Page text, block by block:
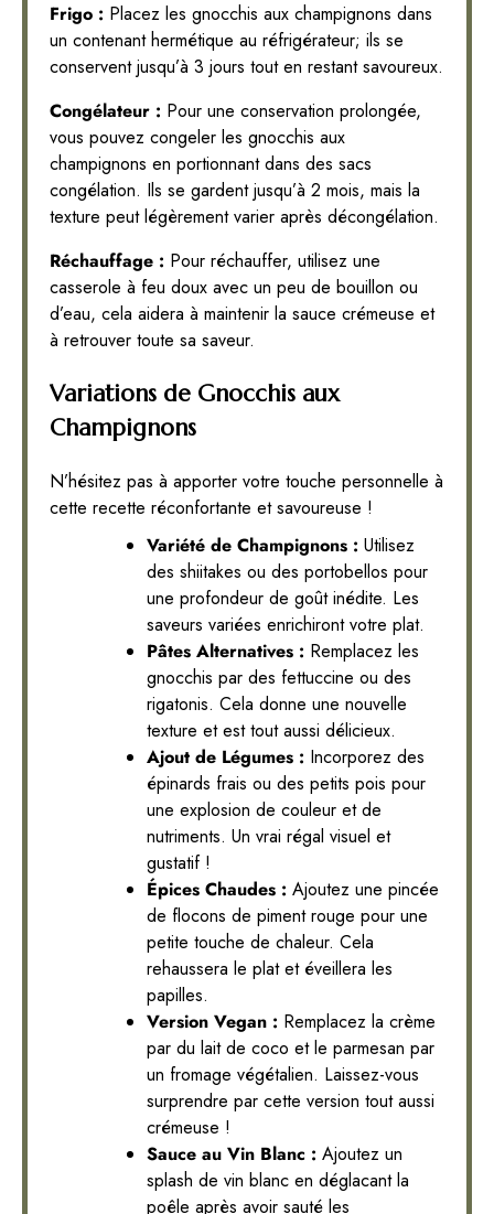
Frigo : Placez les gnocchis aux champignons dans
un contenant hermétique au réfrigérateur; ils se
conservent jusqu’à 3 jours tout en restant savoureux.
Congélateur : Pour une conservation prolongée,
vous pouvez congeler les gnocchis aux
champignons en portionnant dans des sacs
congélation. Ils se gardent jusqu’à 2 mois, mais la
texture peut légèrement varier après décongélation.
Réchauffage : Pour réchauffer, utilisez une
casserole à feu doux avec un peu de bouillon ou
d’eau, cela aidera à maintenir la sauce crémeuse et
à retrouver toute sa saveur.
Variations de Gnocchis aux
Champignons
N’hésitez pas à apporter votre touche personnelle à
cette recette réconfortante et savoureuse !
Variété de Champignons : Utilisez
des shiitakes ou des portobellos pour
une profondeur de goût inédite. Les
saveurs variées enrichiront votre plat.
Pâtes Alternatives : Remplacez les
gnocchis par des fettuccine ou des
rigatonis. Cela donne une nouvelle
texture et est tout aussi délicieux.
Ajout de Légumes : Incorporez des
épinards frais ou des petits pois pour
une explosion de couleur et de
nutriments. Un vrai régal visuel et
gustatif !
Épices Chaudes : Ajoutez une pincée
de flocons de piment rouge pour une
petite touche de chaleur. Cela
rehaussera le plat et éveillera les
papilles.
Version Vegan : Remplacez la crème
par du lait de coco et le parmesan par
un fromage végétalien. Laissez-vous
surprendre par cette version tout aussi
crémeuse !
Sauce au Vin Blanc : Ajoutez un
splash de vin blanc en déglacant la
poêle après avoir sauté les